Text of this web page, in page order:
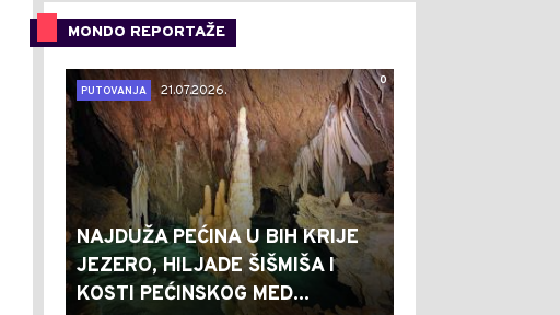
MONDO REPORTAŽE
0
PUTOVANJA
21.07.2026.
NAJDUŽA PEĆINA U BIH KRIJE
JEZERO, HILJADE ŠIŠMIŠA I
KOSTI PEĆINSKOG MED...